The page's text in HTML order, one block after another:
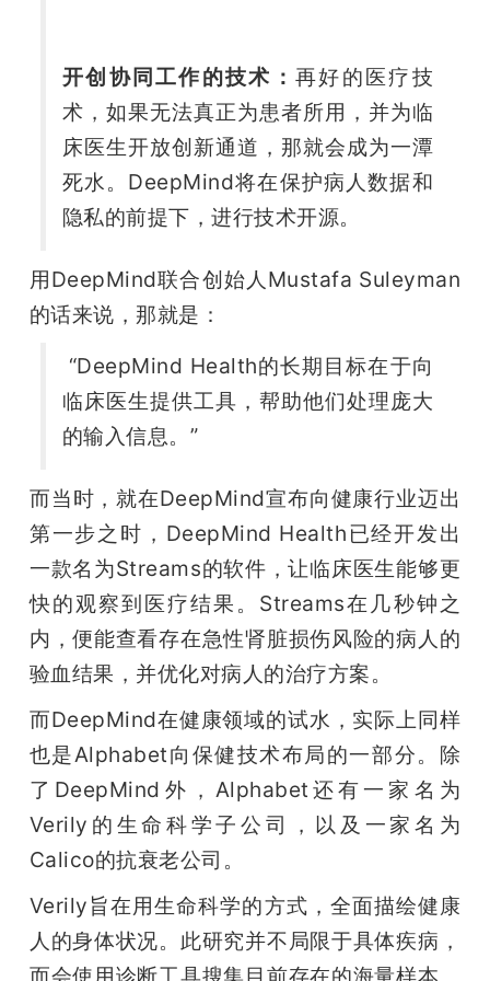
开创协同工作的技术：再好的医疗技
术，如果无法真正为患者所用，并为临
床医生开放创新通道，那就会成为一潭
死水。DeepMind将在保护病人数据和
隐私的前提下，进行技术开源。
用DeepMind联合创始人Mustafa Suleyman
的话来说，那就是：
“DeepMind Health的长期目标在于向
临床医生提供工具，帮助他们处理庞大
的输入信息。”
而当时，就在DeepMind宣布向健康行业迈出
第一步之时，DeepMind Health已经开发出
一款名为Streams的软件，让临床医生能够更
快的观察到医疗结果。Streams在几秒钟之
内，便能查看存在急性肾脏损伤风险的病人的
验血结果，并优化对病人的治疗方案。
而DeepMind在健康领域的试水，实际上同样
也是Alphabet向保健技术布局的一部分。除
了DeepMind外，Alphabet还有一家名为
Verily的生命科学子公司，以及一家名为
Calico的抗衰老公司。
Verily旨在用生命科学的方式，全面描绘健康
人的身体状况。此研究并不局限于具体疾病，